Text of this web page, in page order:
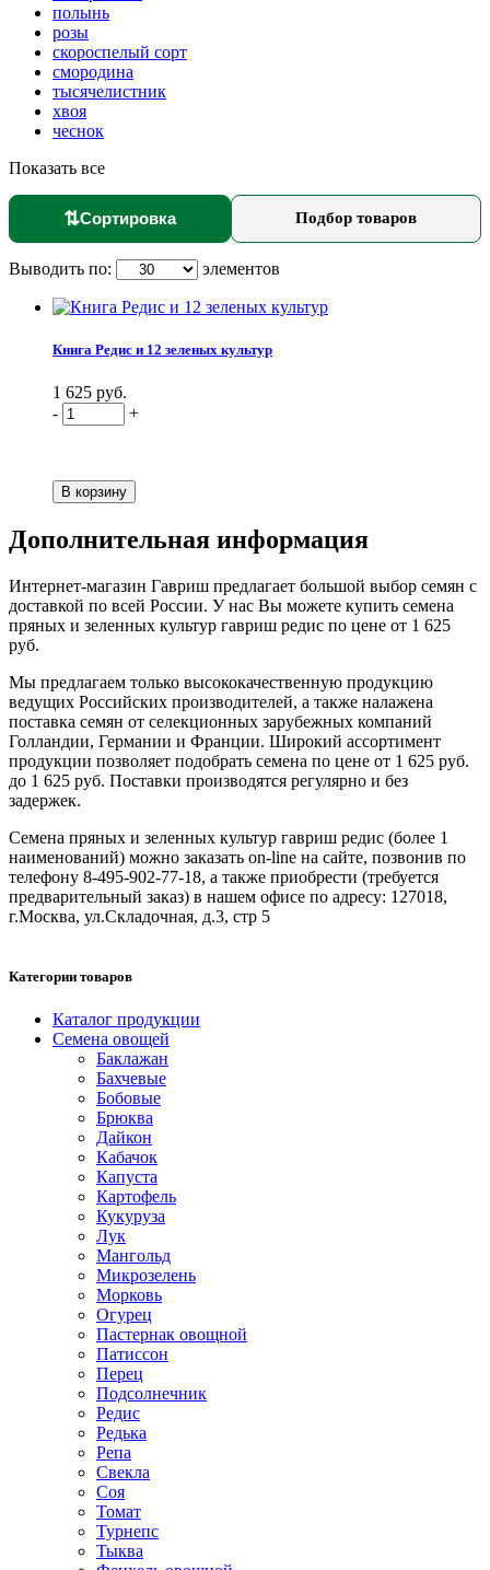
полынь
розы
скороспелый сорт
смородина
тысячелистник
хвоя
чеснок
Показать все
⇅Сортировка Подбор товаров
Выводить по: элементов
Книга Редис и 12 зеленых культур
1 625 руб.
-
+
Дополнительная информация
Интернет-магазин Гавриш предлагает большой выбор семян с
доставкой по всей России. У нас Вы можете купить семена
пряных и зеленных культур гавриш редис по цене от 1 625
руб.
Мы предлагаем только высококачественную продукцию
ведущих Российских производителей, а также налажена
поставка семян от селекционных зарубежных компаний
Голландии, Германии и Франции. Широкий ассортимент
продукции позволяет подобрать семена по цене от 1 625 руб.
до 1 625 руб. Поставки производятся регулярно и без
задержек.
Семена пряных и зеленных культур гавриш редис (более 1
наименований) можно заказать on-line на сайте, позвонив по
телефону 8-495-902-77-18, а также приобрести (требуется
предварительный заказ) в нашем офисе по адресу: 127018,
г.Москва, ул.Складочная, д.3, стр 5
Категории товаров
Каталог продукции
Семена овощей
Баклажан
Бахчевые
Бобовые
Брюква
Дайкон
Кабачок
Капуста
Картофель
Кукуруза
Лук
Мангольд
Микрозелень
Морковь
Огурец
Пастернак овощной
Патиссон
Перец
Подсолнечник
Редис
Редька
Репа
Свекла
Соя
Томат
Турнепс
Тыква